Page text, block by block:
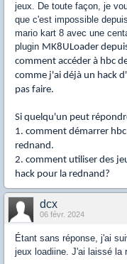
jeux. De toute façon, je
que c'est impossible
mario kart 8 avec une
plugin MK8ULoader
comment accéder à hbc
comme j'ai déjà un hack
pas faire.
Si quelqu'un peut
1. comment démarrer
rednand.
2. comment utiliser des
hack pour la rednand?
dcx
06 févr. 2024
Étant sans réponse, j'ai
jeux loadiine. J'ai laissé la